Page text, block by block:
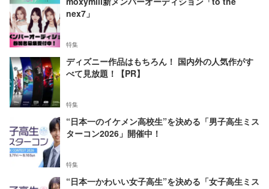
nex7」
特集
ディズニー作品はもちろん！ 国内外の人気作がす
べて見放題！【PR】
特集
“日本一のイケメン高校生”を決める「男子高生ミス
ターコン2026」開催中！
特集
“日本一かわいい女子高生”を決める「女子高生ミス